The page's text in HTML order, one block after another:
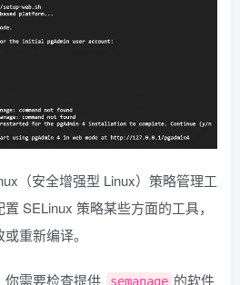
（安全增强型 Linux）策略管理工
SELinux 策略某些方面的工具，
重新编译。
你需要检查提供 semanage 的软件